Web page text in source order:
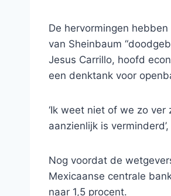
De hervormingen
van Sheinbaum
Jesus Carrillo, hoofd
een denktank voor
‘Ik weet niet of we zo
aanzienlijk is
Nog voordat de
Mexicaanse centrale
naar 1,5 procent.